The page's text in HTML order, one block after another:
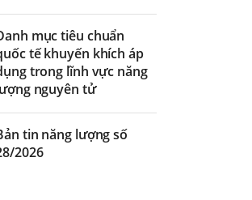
mục tiêu chuẩn
tế khuyến khích áp
trong lĩnh vực năng
nguyên tử
tin năng lượng số
2026